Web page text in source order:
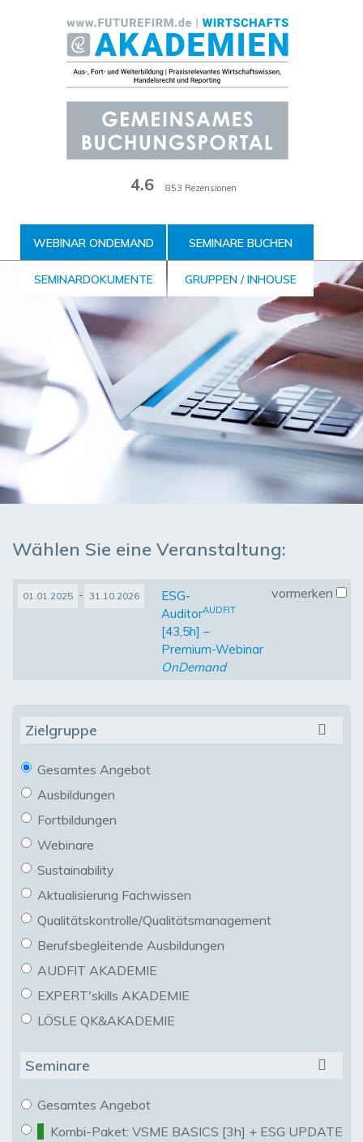
4.6 853 Rezensionen
WEBINAR ONDEMAND
SEMINARDOKUMENTE
SEMINARE BUCHEN
GRUPPEN / INHOUSE
Wählen Sie eine Veranstaltung:
01.01.2025 - 31.10.2026
ESG-
AuditorAUDFIT
[43,5h] –
Premium-Webinar
OnDemand
vormerken
Zielgruppe
Gesamtes Angebot
Ausbildungen
Fortbildungen
Webinare
Sustainability
Aktualisierung Fachwissen
Qualitätskontrolle/Qualitätsmanagement
Berufsbegleitende Ausbildungen
AUDFIT AKADEMIE
EXPERT'skills AKADEMIE
LÖSLE QK&AKADEMIE
Seminare
Gesamtes Angebot
Kombi-Paket: VSME BASICS [3h] + ESG UPDATE